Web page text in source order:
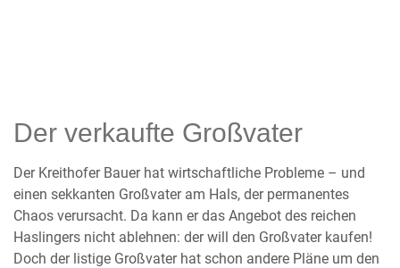
Der verkaufte Großvater
Der Kreithofer Bauer hat wirtschaftliche Probleme – und
einen sekkanten Großvater am Hals, der permanentes
Chaos verursacht. Da kann er das Angebot des reichen
Haslingers nicht ablehnen: der will den Großvater kaufen!
Doch der listige Großvater hat schon andere Pläne um den